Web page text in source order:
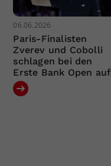
06.06.2026
Paris-Finalisten
Zverev und Cobolli
schlagen bei den
Erste Bank Open auf